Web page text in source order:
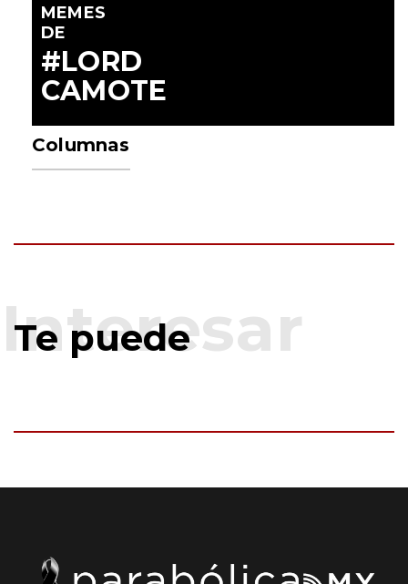
MEMES
DE
#LORD
CAMOTE
Columnas
Te puede